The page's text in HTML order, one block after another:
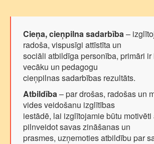
Cieņa, cieņpilna sadarbība–
radoša, vispusīgi attīstīta un
sociāli atbildīga personība, primāri ir
vecāku un pedagogu
cieņpilnas sadarbības rezultāts.
Atbildība– par drošas, radošas un
vides veidošanu izglītības
iestādē, lai izglītojamie būtu
pilnveidot savas zināšanas un
prasmes, uzņemoties atbildību par